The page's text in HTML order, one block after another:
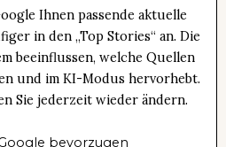
Ihnen passende aktuelle
in den „Top Stories“ an. Die
beeinflussen, welche Quellen
und im KI-Modus hervorhebt.
Sie jederzeit wieder ändern.
bevorzugen